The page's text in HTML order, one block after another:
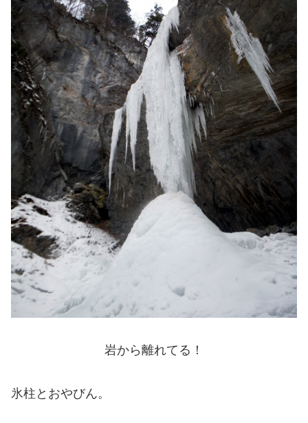
岩から離れてる！
氷柱とおやびん。